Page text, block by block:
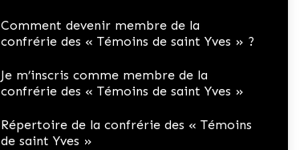
Comment devenir membre de la
confrérie des « Témoins de saint Yves » ?
Je m’inscris comme membre de la
confrérie des « Témoins de saint Yves »
Répertoire de la confrérie des « Témoins
de saint Yves »